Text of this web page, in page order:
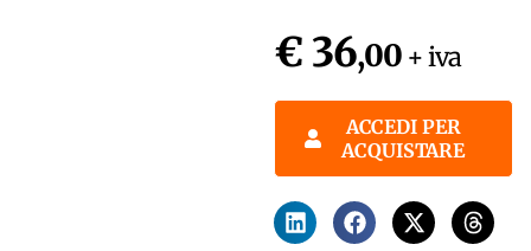
€ 36,00 + iva
ACCEDI PER
ACQUISTARE